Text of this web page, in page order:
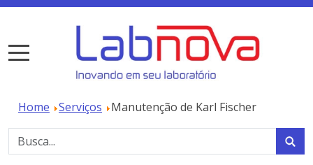
Home Serviços Manutenção de Karl Fischer